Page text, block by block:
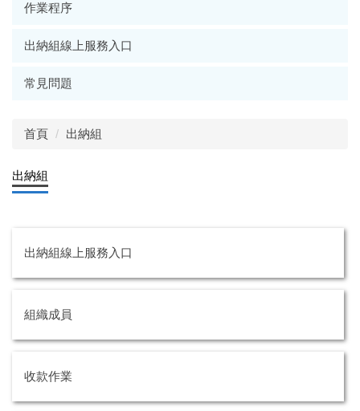
作業程序
出納組線上服務入口
常見問題
首頁 出納組
出納組
出納組線上服務入口
組織成員
收款作業